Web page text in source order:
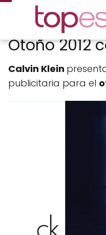
Otoño 2012
Calvin Klein
publicitaria para el